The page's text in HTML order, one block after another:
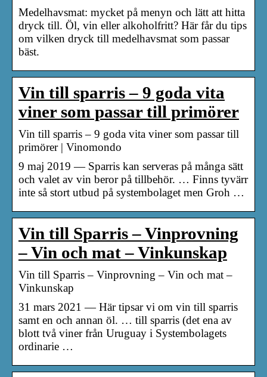
Medelhavsmat: mycket på menyn och lätt att hitta
dryck till. Öl, vin eller alkoholfritt? Här får du tips
om vilken dryck till medelhavsmat som passar
bäst.
Vin till sparris – 9 goda vita
viner som passar till primörer
Vin till sparris – 9 goda vita viner som passar till
primörer | Vinomondo
9 maj 2019 — Sparris kan serveras på många sätt
och valet av vin beror på tillbehör. … Finns tyvärr
inte så stort utbud på systembolaget men Groh …
Vin till Sparris – Vinprovning
– Vin och mat – Vinkunskap
Vin till Sparris – Vinprovning – Vin och mat –
Vinkunskap
31 mars 2021 — Här tipsar vi om vin till sparris
samt en och annan öl. … till sparris (det ena av
blott två viner från Uruguay i Systembolagets
ordinarie …